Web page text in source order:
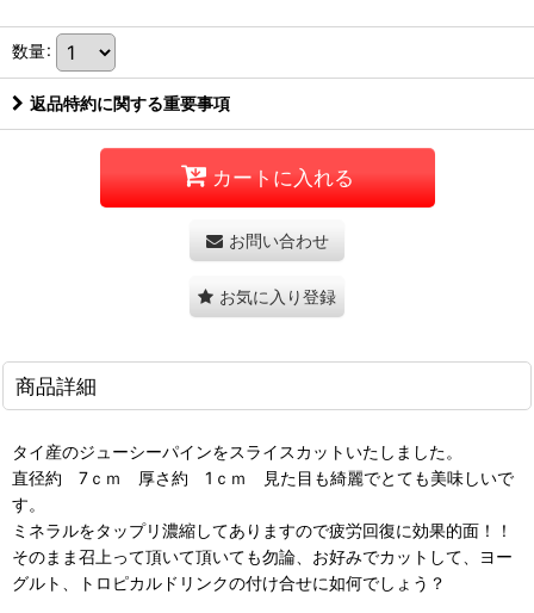
数量:
返品特約に関する重要事項
カートに入れる
お問い合わせ
お気に入り登録
商品詳細
タイ産のジューシーパインをスライスカットいたしました。
直径約 7ｃｍ 厚さ約 1ｃｍ 見た目も綺麗でとても美味しいで
す。
ミネラルをタップリ濃縮してありますので疲労回復に効果的面！！
そのまま召上って頂いて頂いても勿論、お好みでカットして、ヨー
グルト、トロピカルドリンクの付け合せに如何でしょう？